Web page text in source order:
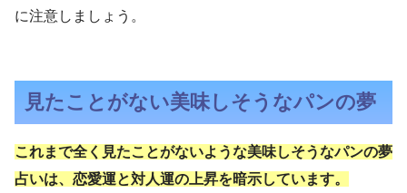
に注意しましょう。
見たことがない美味しそうなパンの夢
これまで全く見たことがないような美味しそうなパンの夢
占いは、恋愛運と対人運の上昇を暗示しています。